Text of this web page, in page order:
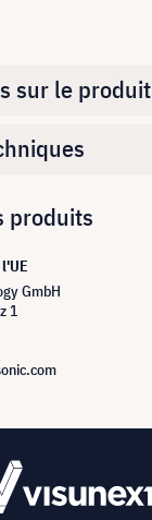
sur le produit
produits
GmbH
1